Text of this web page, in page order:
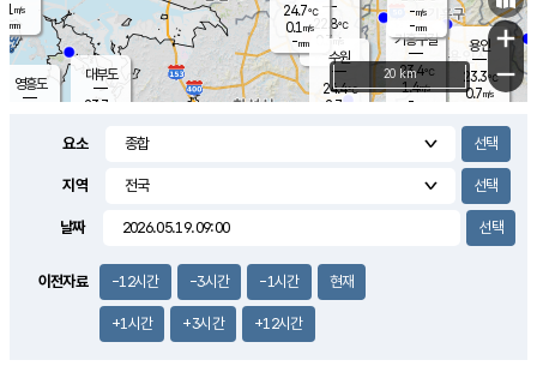
m/s
mm
영흥도
용인
23.3℃
0.7m/s
2.2m/s
대부도
23.7
22.8℃
0.3m/s
mm
기흥구갈
23.4℃
1.4m/s
-
24.7℃
0.1 m/s
-mm
-m/s
-mm
수원
24.4℃
2.7 m/s
+
−
20 km
요소
지역
날짜
이전자료 -12시간 -3시간 -1시간 현재
+1시간 +3시간 +12시간